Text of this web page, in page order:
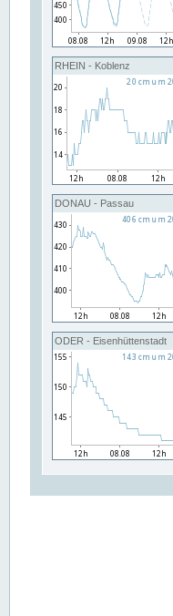
RHEIN - Koblenz
DONAU - Passau
ODER - Eisenhüttenstadt